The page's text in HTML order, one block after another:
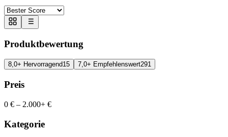
Produktbewertung
8,0+ Hervorragend15 7,0+ Empfehlenswert291
Preis
0 € – 2.000+ €
Kategorie